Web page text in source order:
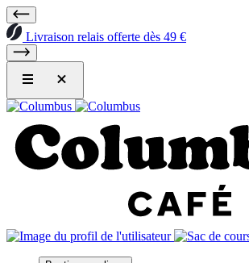
Livraison relais offerte dès 49 €